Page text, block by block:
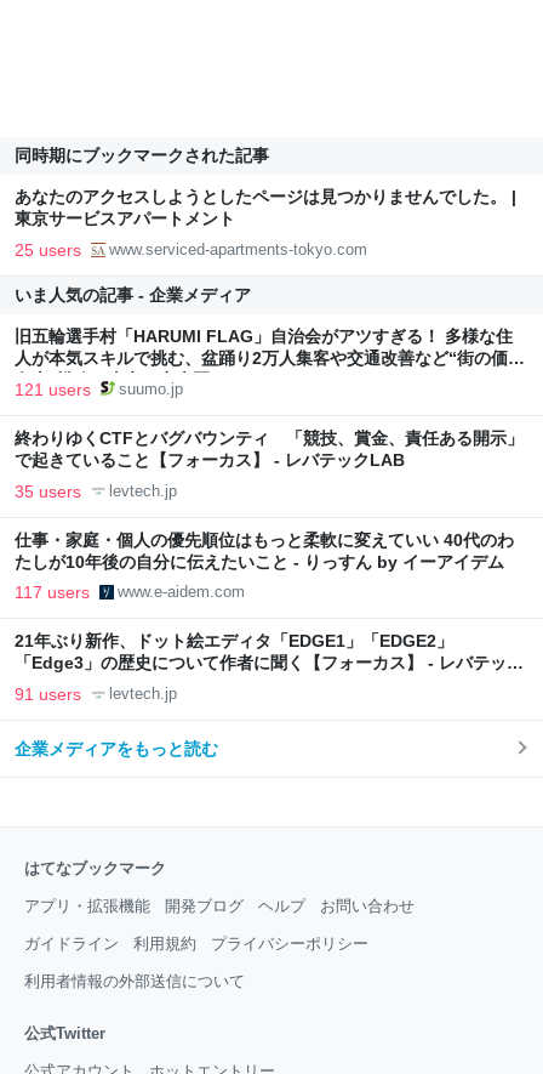
同時期にブックマークされた記事
あなたのアクセスしようとしたページは見つかりませんでした。 |
東京サービスアパートメント
25 users www.serviced-apartments-tokyo.com
いま人気の記事 - 企業メディア
旧五輪選手村「HARUMI FLAG」自治会がアツすぎる！ 多様な住
人が本気スキルで挑む、盆踊り2万人集客や交通改善など“街の価値
向上”戦略 東京・中央区
121 users suumo.jp
終わりゆくCTFとバグバウンティ 「競技、賞金、責任ある開示」
で起きていること【フォーカス】 - レバテックLAB
35 users levtech.jp
仕事・家庭・個人の優先順位はもっと柔軟に変えていい 40代のわ
たしが10年後の自分に伝えたいこと - りっすん by イーアイデム
117 users www.e-aidem.com
21年ぶり新作、ドット絵エディタ「EDGE1」「EDGE2」
「Edge3」の歴史について作者に聞く【フォーカス】 - レバテック
LAB
91 users levtech.jp
企業メディアをもっと読む
はてなブックマーク
アプリ・拡張機能 開発ブログ ヘルプ お問い合わせ
ガイドライン 利用規約 プライバシーポリシー
利用者情報の外部送信について
公式Twitter